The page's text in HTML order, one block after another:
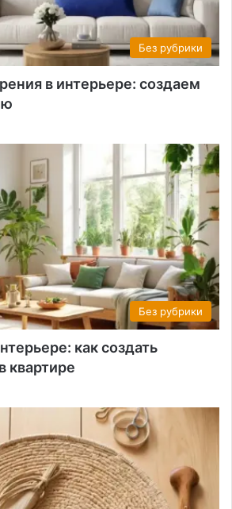
Без рубрики
в интерьере: создаем
Без рубрики
как создать
квартире